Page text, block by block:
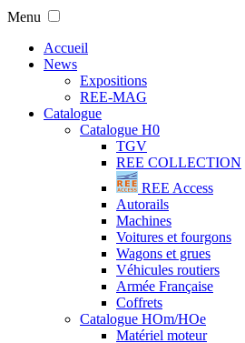
Menu
Accueil
News
Expositions
REE-MAG
Catalogue
Catalogue H0
TGV
REE COLLECTION
REE Access
Autorails
Machines
Voitures et fourgons
Wagons et grues
Véhicules routiers
Armée Française
Coffrets
Catalogue HOm/HOe
Matériel moteur